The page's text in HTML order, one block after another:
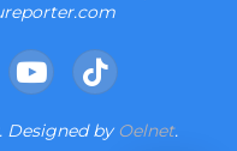
YouTubeTikTok
Designed by Oelnet.